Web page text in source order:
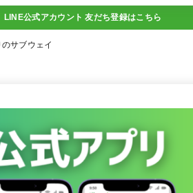
LINE公式アカウント 友だち登録はこちら
サブウェイ